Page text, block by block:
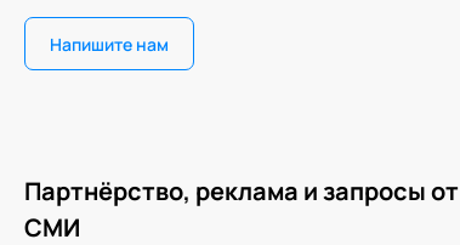
Напишите нам
Партнёрство, реклама и запросы от
СМИ